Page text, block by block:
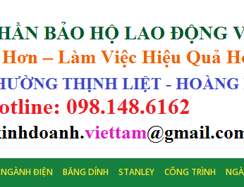
NGÀNH ĐIỆN BĂNG DÍNH STANLEY CÔNG TRÌNH